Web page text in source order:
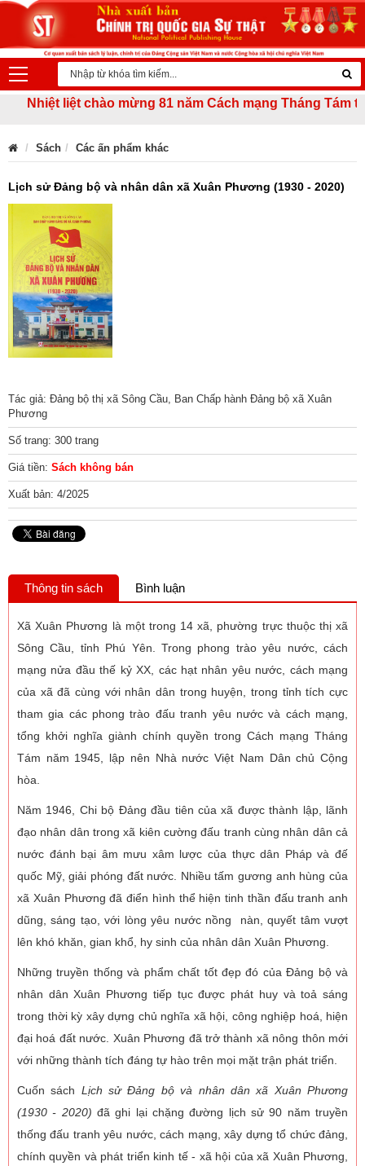
Nhiệt liệt chào mừng 81 năm Cách mạng Tháng Tám
Sách Các ấn phẩm khác
Lịch sử Đảng bộ và nhân dân xã Xuân Phương (1930 - 2020)
Tác giả: Đảng bộ thị xã Sông Cầu, Ban Chấp hành Đảng bộ xã Xuân
Phương
Số trang: 300 trang
Giá tiền: Sách không bán
Xuất bản: 4/2025
Thông tin sách Bình luận
Xã Xuân Phương là một trong 14 xã, phường trực thuộc thị xã
Sông Cầu, tỉnh Phú Yên. Trong phong trào yêu nước, cách
mạng nửa đầu thế kỷ XX, các hạt nhân yêu nước, cách mạng
của xã đã cùng với nhân dân trong huyện, trong tỉnh tích cực
tham gia các phong trào đấu tranh yêu nước và cách mạng,
tổng khởi nghĩa giành chính quyền trong Cách mạng Tháng
Tám năm 1945, lập nên Nhà nước Việt Nam Dân chủ Cộng
hòa.
Năm 1946, Chi bộ Đảng đầu tiên của xã được thành lập, lãnh
đạo nhân dân trong xã kiên cường đấu tranh cùng nhân dân cả
nước đánh bại âm mưu xâm lược của thực dân Pháp và đế
quốc Mỹ, giải phóng đất nước. Nhiều tấm gương anh hùng của
xã Xuân Phương đã điển hình thể hiện tinh thần đấu tranh anh
dũng, sáng tạo, với lòng yêu nước nồng nàn, quyết tâm vượt
lên khó khăn, gian khổ, hy sinh của nhân dân Xuân Phương.
Những truyền thống và phẩm chất tốt đẹp đó của Đảng bộ và
nhân dân Xuân Phương tiếp tục được phát huy và toả sáng
trong thời kỳ xây dựng chủ nghĩa xã hội, công nghiệp hoá, hiện
đại hoá đất nước. Xuân Phương đã trở thành xã nông thôn mới
với những thành tích đáng tự hào trên mọi mặt trận phát triển.
Cuốn sách Lịch sử Đảng bộ và nhân dân xã Xuân Phương
(1930 - 2020) đã ghi lại chặng đường lịch sử 90 năm truyền
thống đấu tranh yêu nước, cách mạng, xây dựng tổ chức đảng,
chính quyền và phát triển kinh tế - xã hội của xã Xuân Phương,